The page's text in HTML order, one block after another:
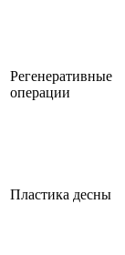
Регенеративные
операции
Пластика десны